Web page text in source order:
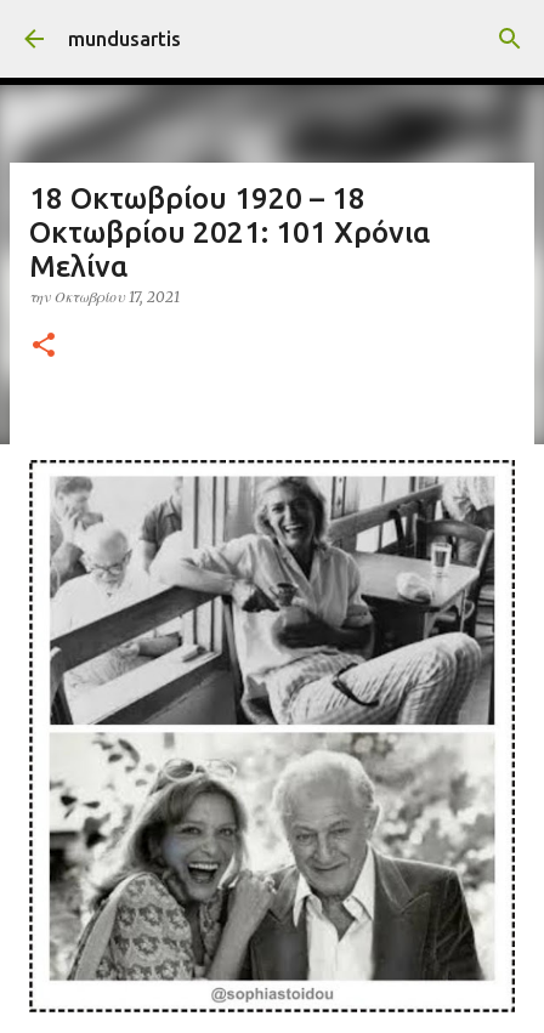
Μετάβαση στο κύριο περιεχόμενο
mundusartis
18 Οκτωβρίου 1920 – 18
Οκτωβρίου 2021: 101 Χρόνια
Μελίνα
την Οκτωβρίου 17, 2021